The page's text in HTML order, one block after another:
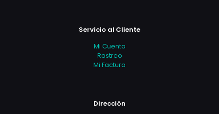
Servicio al Cliente
Mi Cuenta
Rastreo
Mi Factura
Dirección